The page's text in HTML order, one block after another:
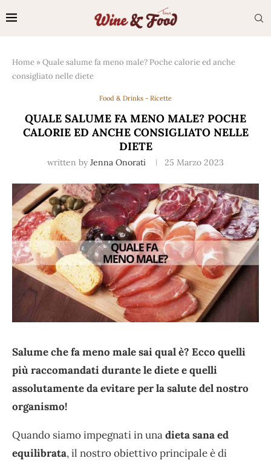
Home »Quale salume fa meno male? Poche calorie ed anche
consigliato nelle diete
Food & Drinks - Ricette
QUALE SALUME FA MENO MALE? POCHE
CALORIE ED ANCHE CONSIGLIATO NELLE
DIETE
written by Jenna Onorati 25 Marzo 2023
Salume che fa meno male sai qual è? Ecco quelli
più raccomandati durante le diete e quelli
assolutamente da evitare per la salute del nostro
organismo!
Quando siamo impegnati in unadieta sana ed
equilibrata, il nostro obiettivo principale è di